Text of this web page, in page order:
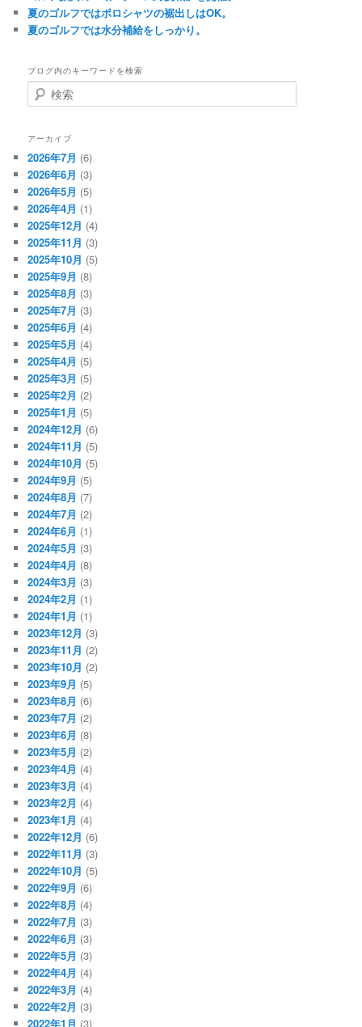
夏のゴルフではポロシャツの裾出しはOK。
夏のゴルフでは水分補給をしっかり。
ブログ内のキーワードを検索
検
索
アーカイブ
2026年7月 (6)
2026年6月 (3)
2026年5月 (5)
2026年4月 (1)
2025年12月 (4)
2025年11月 (3)
2025年10月 (5)
2025年9月 (8)
2025年8月 (3)
2025年7月 (3)
2025年6月 (4)
2025年5月 (4)
2025年4月 (5)
2025年3月 (5)
2025年2月 (2)
2025年1月 (5)
2024年12月 (6)
2024年11月 (5)
2024年10月 (5)
2024年9月 (5)
2024年8月 (7)
2024年7月 (2)
2024年6月 (1)
2024年5月 (3)
2024年4月 (8)
2024年3月 (3)
2024年2月 (1)
2024年1月 (1)
2023年12月 (3)
2023年11月 (2)
2023年10月 (2)
2023年9月 (5)
2023年8月 (6)
2023年7月 (2)
2023年6月 (8)
2023年5月 (2)
2023年4月 (4)
2023年3月 (4)
2023年2月 (4)
2023年1月 (4)
2022年12月 (6)
2022年11月 (3)
2022年10月 (5)
2022年9月 (6)
2022年8月 (4)
2022年7月 (3)
2022年6月 (3)
2022年5月 (3)
2022年4月 (4)
2022年3月 (4)
2022年2月 (3)
2022年1月 (3)